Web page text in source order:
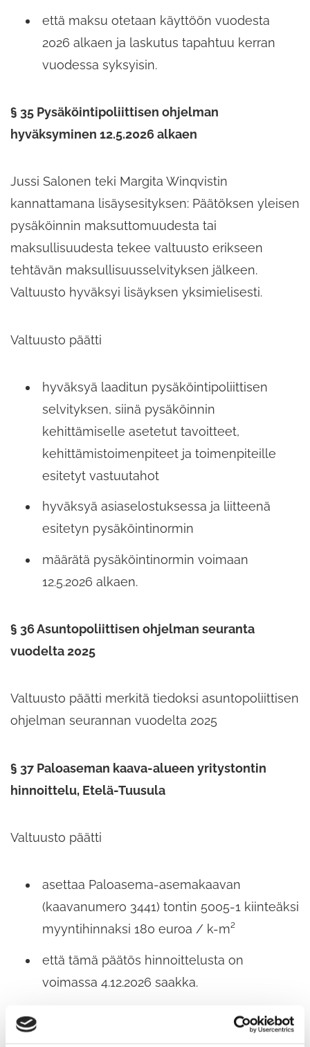
että maksu otetaan käyttöön vuodesta
2026 alkaen ja laskutus tapahtuu kerran
vuodessa syksyisin.
§ 35 Pysäköintipoliittisen ohjelman
hyväksyminen 12.5.2026 alkaen
Jussi Salonen teki Margita Winqvistin
kannattamana lisäysesityksen: Päätöksen yleisen
pysäköinnin maksuttomuudesta tai
maksullisuudesta tekee valtuusto erikseen
tehtävän maksullisuusselvityksen jälkeen.
Valtuusto hyväksyi lisäyksen yksimielisesti.
Valtuusto päätti
hyväksyä laaditun pysäköintipoliittisen
selvityksen, siinä pysäköinnin
kehittämiselle asetetut tavoitteet,
kehittämistoimenpiteet ja toimenpiteille
esitetyt vastuutahot
hyväksyä asiaselostuksessa ja liitteenä
esitetyn pysäköintinormin
määrätä pysäköintinormin voimaan
12.5.2026 alkaen.
§ 36 Asuntopoliittisen ohjelman seuranta
vuodelta 2025
Valtuusto päätti merkitä tiedoksi asuntopoliittisen
ohjelman seurannan vuodelta 2025
§ 37 Paloaseman kaava-alueen yritystontin
hinnoittelu, Etelä-Tuusula
Valtuusto päätti
asettaa Paloasema-asemakaavan
(kaavanumero 3441) tontin 5005-1 kiinteäksi
myyntihinnaksi 180 euroa / k-m²
että tämä päätös hinnoittelusta on
voimassa 4.12.2026 saakka.
§ 38 Rakennuskiellon jatkaminen